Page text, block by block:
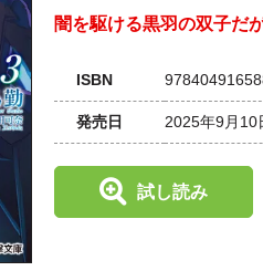
闇を駆ける黒羽の双子
ISBN
発売日 2025年9月10
試し読み